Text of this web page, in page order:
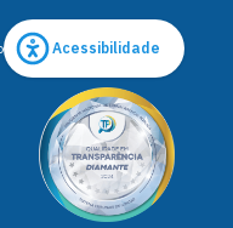
Acessibilidade